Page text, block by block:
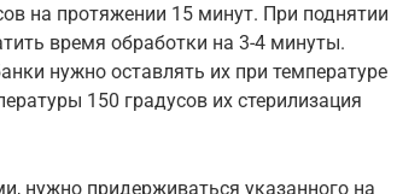
на протяжении 15 минут. При поднятии
время обработки на 3-4 минуты.
нужно оставлять их при температуре
150 градусов их стерилизация
нужно придерживаться указанного на